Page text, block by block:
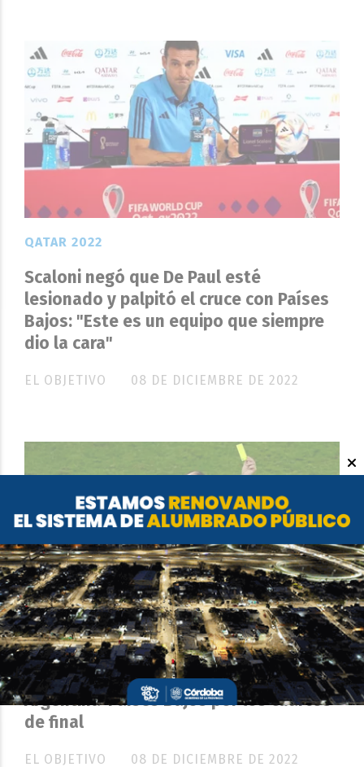
Scaloni negó que De Paul esté
lesionado y palpitó el cruce con Países
Bajos: "Este es un equipo que siempre
dio la cara"
EL OBJETIVO
QATAR 2022
08 DE DICIEMBRE DE 2022
El español Mateu Lahoz dirigirá
Argentina-Países Bajos por los cuartos
de final
EL OBJETIVO
QATAR 2022
08 DE DICIEMBRE DE 2022